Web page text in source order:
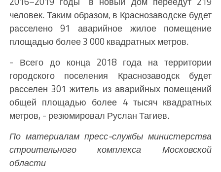
человек. Таким образом, в Краснозаводске будет
расселено 91 аварийное жилое помещение
площадью более 3 000 квадратных метров.
- Всего до конца 2018 года на территории
городского поселения Краснозаводск будет
расселен 301 житель из аварийных помещений
общей площадью более 4 тысяч квадратных
метров, - резюмировал Руслан Тагиев.
По материалам пресс-службы министерства
строительного комплекса Московской
области